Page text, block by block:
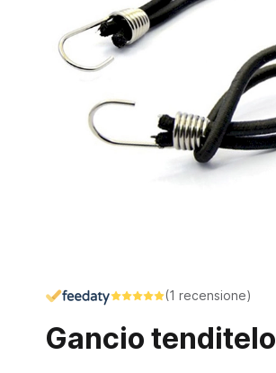
(1 recensione)
Gancio tenditelo